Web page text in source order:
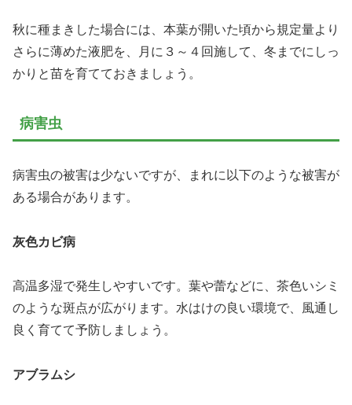
秋に種まきした場合には、本葉が開いた頃から規定量より
さらに薄めた液肥を、月に３～４回施して、冬までにしっ
かりと苗を育てておきましょう。
病害虫
病害虫の被害は少ないですが、まれに以下のような被害が
ある場合があります。
灰色カビ病
高温多湿で発生しやすいです。葉や蕾などに、茶色いシミ
のような斑点が広がります。水はけの良い環境で、風通し
良く育てて予防しましょう。
アブラムシ